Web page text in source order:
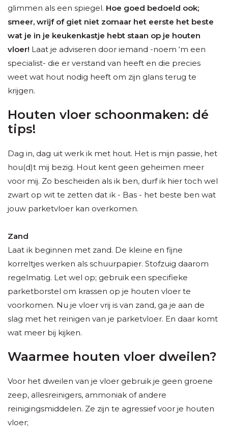
glimmen als een spiegel. Hoe goed bedoeld ook;
smeer, wrijf of giet niet zomaar het eerste het beste
wat je in je keukenkastje hebt staan op je houten
vloer! Laat je adviseren door iemand -noem ‘m een
specialist- die er verstand van heeft en die precies
weet wat hout nodig heeft om zijn glans terug te
krijgen.
Houten vloer schoonmaken: dé
tips!
Dag in, dag uit werk ik met hout. Het is mijn passie, het
hou(d)t mij bezig. Hout kent geen geheimen meer
voor mij. Zo bescheiden als ik ben, durf ik hier toch wel
zwart op wit te zetten dat ik - Bas - het beste ben wat
jouw parketvloer kan overkomen.
Zand
Laat ik beginnen met zand. De kleine en fijne
korreltjes werken als schuurpapier. Stofzuig daarom
regelmatig. Let wel op; gebruik een specifieke
parketborstel om krassen op je houten vloer te
voorkomen. Nu je vloer vrij is van zand, ga je aan de
slag met het reinigen van je parketvloer. En daar komt
wat meer bij kijken.
Waarmee houten vloer dweilen?
Voor het dweilen van je vloer gebruik je geen groene
zeep, allesreinigers, ammoniak of andere
reinigingsmiddelen. Ze zijn te agressief voor je houten
vloer;